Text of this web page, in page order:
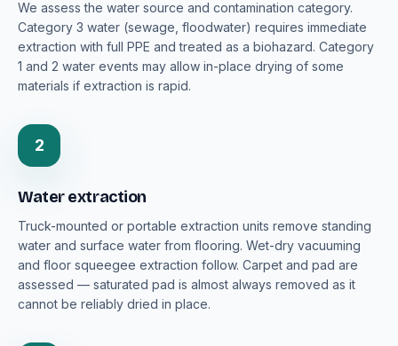
We assess the water source and contamination category.
Category 3 water (sewage, floodwater) requires immediate
extraction with full PPE and treated as a biohazard. Category
1 and 2 water events may allow in-place drying of some
materials if extraction is rapid.
2
Water extraction
Truck-mounted or portable extraction units remove standing
water and surface water from flooring. Wet-dry vacuuming
and floor squeegee extraction follow. Carpet and pad are
assessed — saturated pad is almost always removed as it
cannot be reliably dried in place.